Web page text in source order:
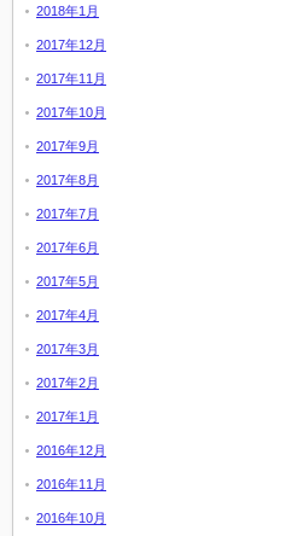
2018年1月
2017年12月
2017年11月
2017年10月
2017年9月
2017年8月
2017年7月
2017年6月
2017年5月
2017年4月
2017年3月
2017年2月
2017年1月
2016年12月
2016年11月
2016年10月